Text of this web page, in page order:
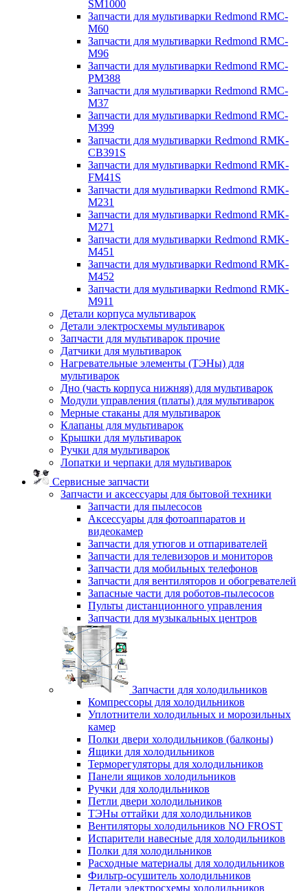
SM1000
Запчасти для мультиварки Redmond RMC-
M60
Запчасти для мультиварки Redmond RMC-
M96
Запчасти для мультиварки Redmond RMC-
PM388
Запчасти для мультиварки Redmond RMC-
M37
Запчасти для мультиварки Redmond RMC-
M399
Запчасти для мультиварки Redmond RMK-
CB391S
Запчасти для мультиварки Redmond RMK-
FM41S
Запчасти для мультиварки Redmond RMK-
M231
Запчасти для мультиварки Redmond RMK-
M271
Запчасти для мультиварки Redmond RMK-
M451
Запчасти для мультиварки Redmond RMK-
M452
Запчасти для мультиварки Redmond RMK-
M911
Детали корпуса мультиварок
Детали электросхемы мультиварок
Запчасти для мультиварок прочие
Датчики для мультиварок
Нагревательные элементы (ТЭНы) для
мультиварок
Дно (часть корпуса нижняя) для мультиварок
Модули управления (платы) для мультиварок
Мерные стаканы для мультиварок
Клапаны для мультиварок
Крышки для мультиварок
Ручки для мультиварок
Лопатки и черпаки для мультиварок
Сервисные запчасти
Запчасти и аксессуары для бытовой техники
Запчасти для пылесосов
Аксессуары для фотоаппаратов и
видеокамер
Запчасти для утюгов и отпаривателей
Запчасти для телевизоров и мониторов
Запчасти для мобильных телефонов
Запчасти для вентиляторов и обогревателей
Запасные части для роботов-пылесосов
Пульты дистанционного управления
Запчасти для музыкальных центров
Запчасти для холодильников
Компрессоры для холодильников
Уплотнители холодильных и морозильных
камер
Полки двери холодильников (балконы)
Ящики для холодильников
Терморегуляторы для холодильников
Панели ящиков холодильников
Ручки для холодильников
Петли двери холодильников
ТЭНы оттайки для холодильников
Вентиляторы холодильников NO FROST
Испарители навесные для холодильников
Полки для холодильников
Расходные материалы для холодильников
Фильтр-осушитель холодильников
Детали электросхемы холодильников